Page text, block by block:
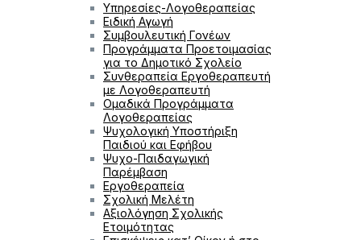
Υπηρεσίες-Λογοθεραπείας
Ειδική Αγωγή
Συμβουλευτική Γονέων
Προγράμματα Προετοιμασίας
για το Δημοτικό Σχολείο
Συνθεραπεία Εργοθεραπευτή
με Λογοθεραπευτή
Ομαδικά Προγράμματα
Λογοθεραπείας
Ψυχολογική Υποστήριξη
Παιδιού και Εφήβου
Ψυχο-Παιδαγωγική
Παρέμβαση
Εργοθεραπεία
Σχολική Μελέτη
Αξιολόγηση Σχολικής
Ετοιμότητας